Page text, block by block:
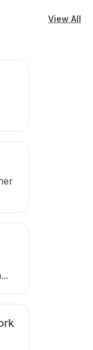
View All